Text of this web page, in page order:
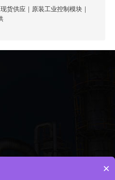
货供应｜原装工业控制模块｜
×